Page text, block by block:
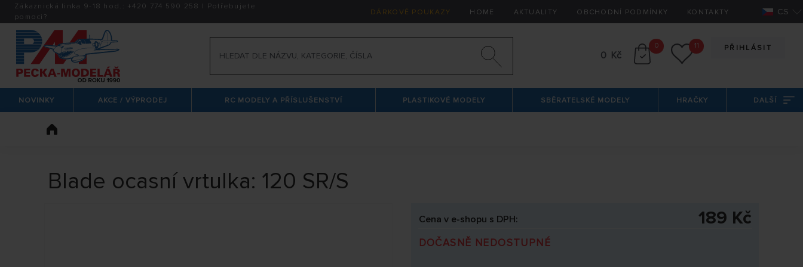
Zákaznická linka 9-18 hod.: +420 774 590 258 | Potřebujete
pomoci?
DÁRKOVÉ POUKAZY HOME AKTUALITY OBCHODNÍ PODMÍNKY KONTAKTY CS
PŘIHLÁSIT
0 Kč
0 11
NOVINKY AKCE / VÝPRODEJ RC MODELY A PŘÍSLUŠENSTVÍ PLASTIKOVÉ MODELY SBĚRATELSKÉ MODELY HRAČKY DALŠÍ
Blade ocasní vrtulka: 120 SR/S
Cena v e-shopu s DPH: 189 Kč
DOČASNĚ NEDOSTUPNÉ